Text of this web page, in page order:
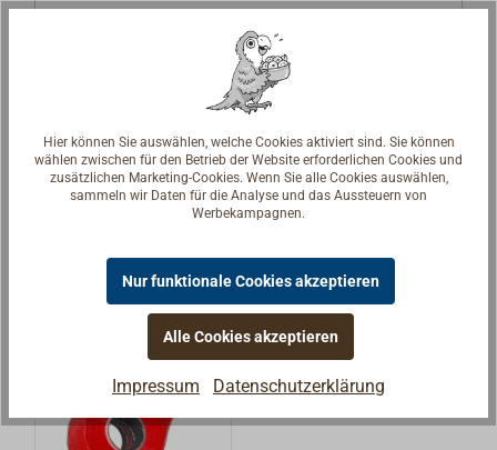
und wird in Rollen von 3,65 m Länge, 25 mm
Breite und 0,5 mm Dicke angeboten. Es ist ein
vielseitiges Reparaturband, das in keiner
Hier können Sie auswählen, welche Cookies aktiviert sind. Sie können
wählen zwischen für den Betrieb der Website erforderlichen Cookies und
zusätzlichen Marketing-Cookies. Wenn Sie alle Cookies auswählen,
sammeln wir Daten für die Analyse und das Aussteuern von
Werbekampagnen.
Nur funktionale Cookies akzeptieren
Alle Cookies akzeptieren
Impressum Datenschutzerklärung